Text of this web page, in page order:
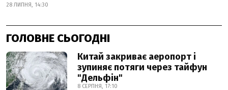
28 ЛИПНЯ, 14:30
ГОЛОВНЕ СЬОГОДНІ
Китай закриває аеропорт і
зупиняє потяги через тайфун
"Дельфін"
8 СЕРПНЯ, 17:10